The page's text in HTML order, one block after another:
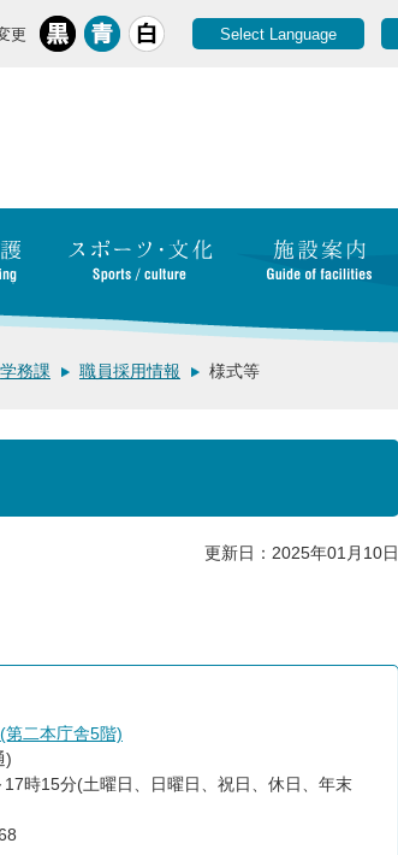
更 Select Language
学務課 職員採用情報 様式等
更新日：2025年01月10日
(第二本庁舎5階)
)
時15分(土曜日、日曜日、祝日、休日、年末